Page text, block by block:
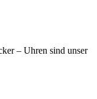
– Uhren sind unser